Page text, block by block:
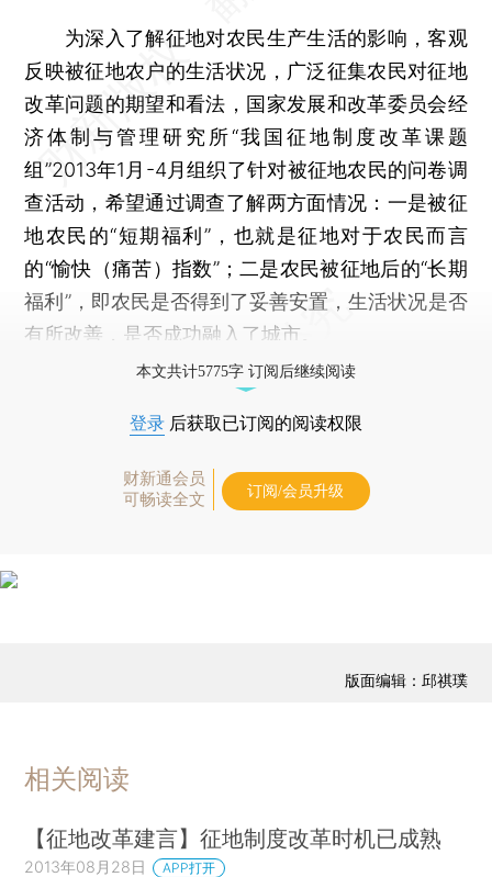
为深入了解征地对农民生产生活的影响，客观
反映被征地农户的生活状况，广泛征集农民对征地
改革问题的期望和看法，国家发展和改革委员会经
济体制与管理研究所“我国征地制度改革课题
组”2013年1月-4月组织了针对被征地农民的问卷调
查活动，希望通过调查了解两方面情况：一是被征
地农民的“短期福利”，也就是征地对于农民而言
的“愉快（痛苦）指数”；二是农民被征地后的“长期
福利”，即农民是否得到了妥善安置，生活状况是否
有所改善，是否成功融入了城市。
本文共计5775字 订阅后继续阅读
登录 后获取已订阅的阅读权限
财新通会员
可畅读全文
订阅/会员升级
版面编辑：邱祺璞
相关阅读
【征地改革建言】征地制度改革时机已成熟
2013年08月28日 APP打开